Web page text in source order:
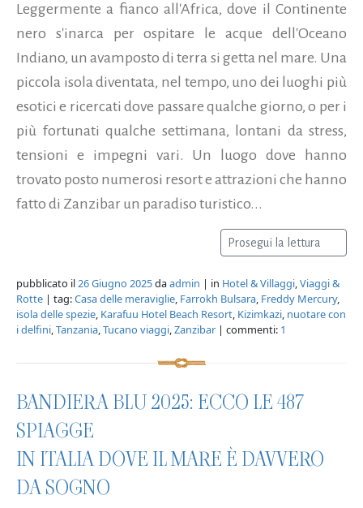
Leggermente a fianco all'Africa, dove il Continente
nero s'inarca per ospitare le acque dell'Oceano
Indiano, un avamposto di terra si getta nel mare. Una
piccola isola diventata, nel tempo, uno dei luoghi più
esotici e ricercati dove passare qualche giorno, o per i
più fortunati qualche settimana, lontani da stress,
tensioni e impegni vari. Un luogo dove hanno
trovato posto numerosi resort e attrazioni che hanno
fatto di Zanzibar un paradiso turistico...
Prosegui la lettura
pubblicato il26 Giugno 2025daadmin | in Hotel & Villaggi,Viaggi &
Rotte | tag:Casa delle meraviglie, Farrokh Bulsara, Freddy Mercury,
isola delle spezie, Karafuu Hotel Beach Resort, Kizimkazi, nuotare con
i delfini,Tanzania,Tucano viaggi,Zanzibar | commenti: 1
BANDIERA BLU 2025: ECCO LE 487
SPIAGGE
IN ITALIA DOVE IL MARE È DAVVERO
DA SOGNO